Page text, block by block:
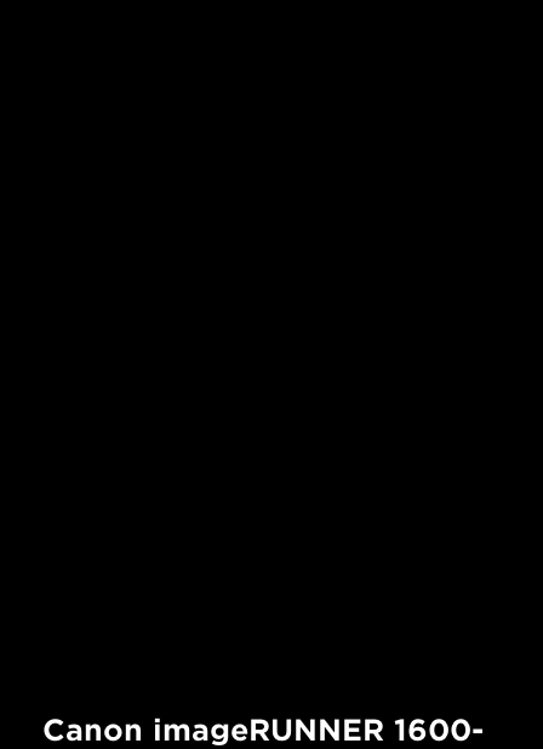
Canon imageRUNNER 1600-